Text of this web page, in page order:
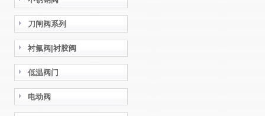
刀闸阀系列
衬氟阀|衬胶阀
低温阀门
电动阀